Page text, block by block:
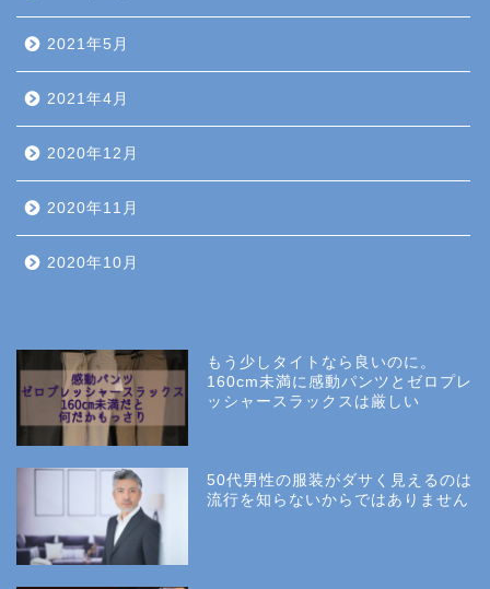
2021年5月
2021年4月
2020年12月
2020年11月
2020年10月
もう少しタイトなら良いのに。
160cm未満に感動パンツとゼロプレ
ッシャースラックスは厳しい
50代男性の服装がダサく見えるのは
流行を知らないからではありません